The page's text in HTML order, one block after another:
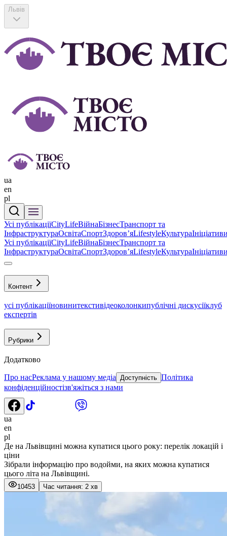
Львів
ua
en
pl
Усі публікаціїCityLifeВійнаБізнесТранспорт та
ІнфраструктураОсвітаСпортЗдоровʼяLifestyleКультура
Усі публікаціїCityLifeВійнаБізнесТранспорт та
ІнфраструктураОсвітаСпортЗдоровʼяLifestyleКультура
Контент
усі публікаціїновинитекстивідеоколонкипублічні дискусіїклуб
експертів
Рубрики
Додатково
Про насРеклама у нашому медіа Доступність Політика
конфіденційностізв'яжіться з нами
ua
en
pl
Де на Львівщині можна купатися цього року: перелік локацій і
ціни
Зібрали інформацію про водойми, на яких можна купатися
цього літа на Львівщині.
10453 Час читання: 2 хв